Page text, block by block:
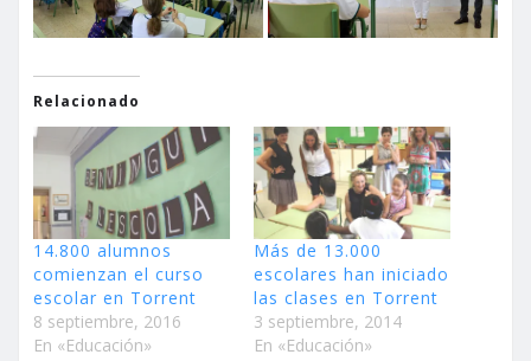
Relacionado
14.800 alumnos
comienzan el curso
escolar en Torrent
8 septiembre, 2016
En «Educación»
Más de 13.000
escolares han iniciado
las clases en Torrent
3 septiembre, 2014
En «Educación»